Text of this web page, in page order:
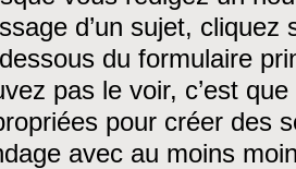
d’un sujet, cliquez
du formulaire
pas le voir, c’est
pour créer des
avec au moins